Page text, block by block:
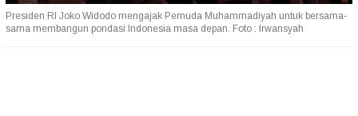
Presiden RI Joko Widodo mengajak Pemuda Muhammadiyah untuk bersama-
sama membangun pondasi Indonesia masa depan. Foto : Irwansyah